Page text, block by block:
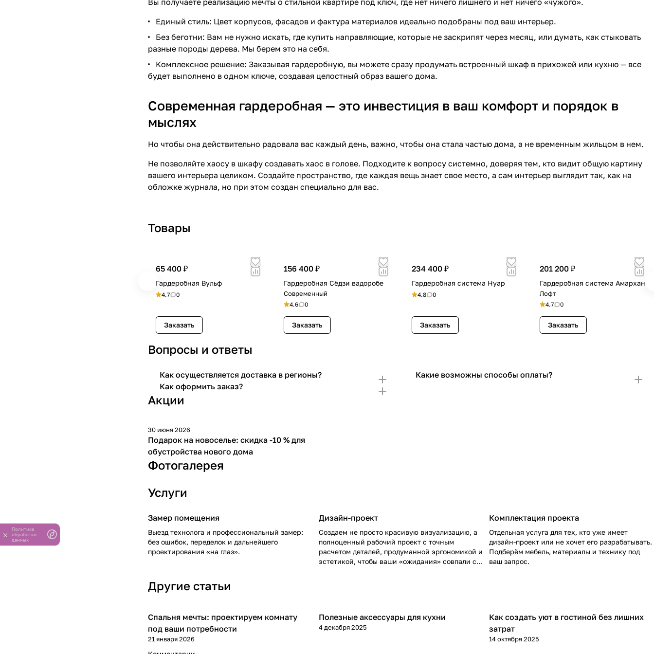
Вы получаете реализацию мечты о стильной квартире под ключ, где нет ничего лишнего и нет ничего «чужого».
Единый стиль: Цвет корпусов, фасадов и фактура материалов идеально подобраны под ваш интерьер.
Без беготни: Вам не нужно искать, где купить направляющие, которые не заскрипят через месяц, или думать, как стыковать
разные породы дерева. Мы берем это на себя.
Комплексное решение: Заказывая гардеробную, вы можете сразу продумать встроенный шкаф в прихожей или кухню — все
будет выполнено в одном ключе, создавая целостный образ вашего дома.
Современная гардеробная — это инвестиция в ваш комфорт и порядок в
мыслях
Но чтобы она действительно радовала вас каждый день, важно, чтобы она стала частью дома, а не временным жильцом в нем.
Не позволяйте хаосу в шкафу создавать хаос в голове. Подходите к вопросу системно, доверяя тем, кто видит общую картину
вашего интерьера целиком. Создайте пространство, где каждая вещь знает свое место, а сам интерьер выглядит так, как на
обложке журнала, но при этом создан специально для вас.
Товары
65 400 ₽
Гардеробная Вульф
4.7 0
Заказать
156 400 ₽
Гардеробная Сёдзи вадоробе
Современный
4.6 0
Заказать
234 400 ₽
Гардеробная система Нуар
4.8 0
Заказать
201 200 ₽
Гардеробная система Амархан
Лофт
4.7 0
Заказать
Вопросы и ответы
Как осуществляется доставка в регионы?
Как оформить заказ?
Какие возможны способы оплаты?
Акции
-10 %
30 июня 2026
Подарок на новоселье: скидка -10 % для
обустройства нового дома
Фотогалерея
Услуги
Замер помещения
Выезд технолога и профессиональный замер:
без ошибок, переделок и дальнейшего
проектирования «на глаз».
Дизайн-проект
Создаем не просто красивую визуализацию, а
полноценный рабочий проект с точным
расчетом деталей, продуманной эргономикой и
эстетикой, чтобы ваши «ожидания» совпали с
Комплектация проекта
Отдельная услуга для тех, кто уже имеет
дизайн-проект или не хочет его разрабатывать.
Подберём мебель, материалы и технику под
ваш запрос.
Другие статьи
Обустройство дома
Спальня мечты: проектируем комнату
под ваши потребности
21 января 2026
Обустройство дома
Полезные аксессуары для кухни
4 декабря 2025
Обустройство дома
Как создать уют в гостиной без лишних
затрат
14 октября 2025
Политика
обработки
данных